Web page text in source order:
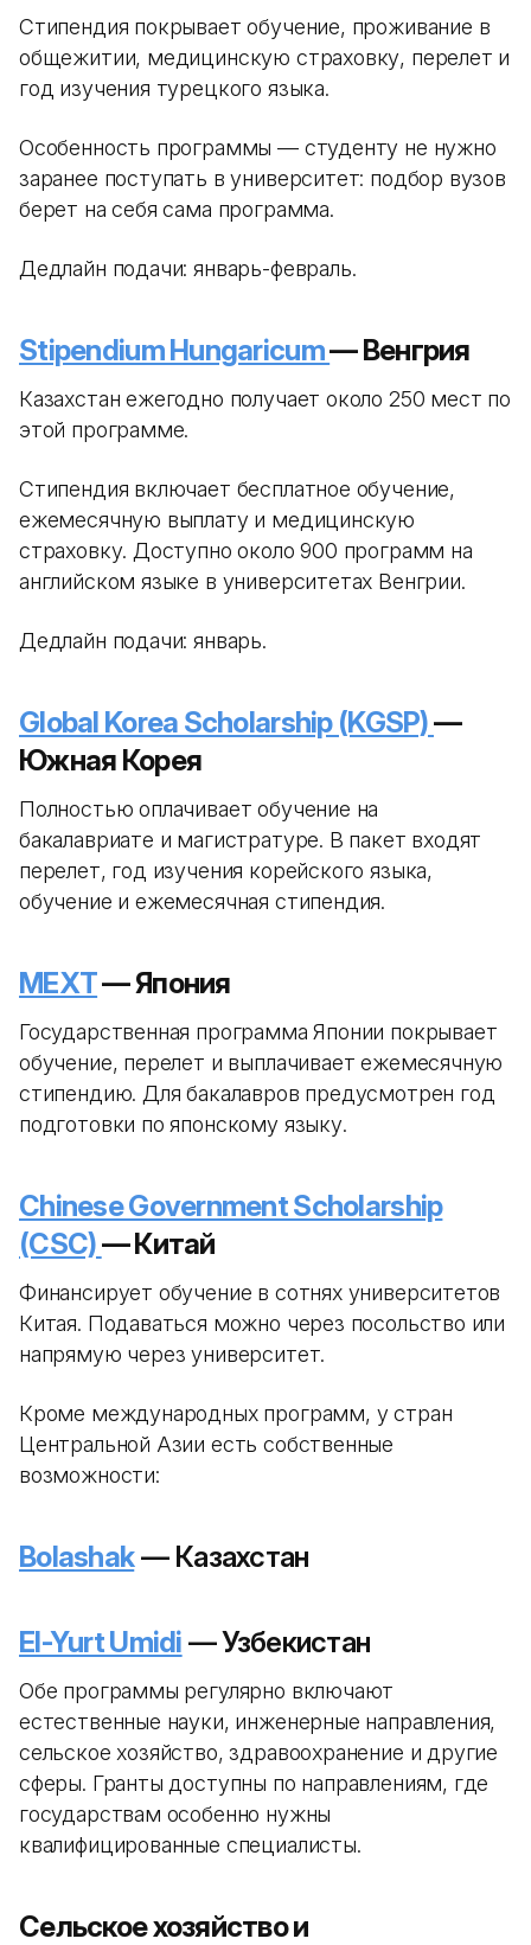
Стипендия покрывает обучение, проживание в
общежитии, медицинскую страховку, перелет и
год изучения турецкого языка.
Особенность программы — студенту не нужно
заранее поступать в университет: подбор вузов
берет на себя сама программа.
Дедлайн подачи: январь-февраль.
Stipendium Hungaricum— Венгрия
Казахстан ежегодно получает около 250 мест по
этой программе.
Стипендия включает бесплатное обучение,
ежемесячную выплату и медицинскую
страховку. Доступно около 900 программ на
английском языке в университетах Венгрии.
Дедлайн подачи: январь.
Global Korea Scholarship (KGSP)—
Южная Корея
Полностью оплачивает обучение на
бакалавриате и магистратуре. В пакет входят
перелет, год изучения корейского языка,
обучение и ежемесячная стипендия.
MEXT— Япония
Государственная программа Японии покрывает
обучение, перелет и выплачивает ежемесячную
стипендию. Для бакалавров предусмотрен год
подготовки по японскому языку.
Chinese Government Scholarship
(CSC)— Китай
Финансирует обучение в сотнях университетов
Китая. Подаваться можно через посольство или
напрямую через университет.
Кроме международных программ, у стран
Центральной Азии есть собственные
возможности:
Bolashak— Казахстан
El-Yurt Umidi — Узбекистан
Обе программы регулярно включают
естественные науки, инженерные направления,
сельское хозяйство, здравоохранение и другие
сферы. Гранты доступны по направлениям, где
государствам особенно нужны
квалифицированные специалисты.
Сельское хозяйство и